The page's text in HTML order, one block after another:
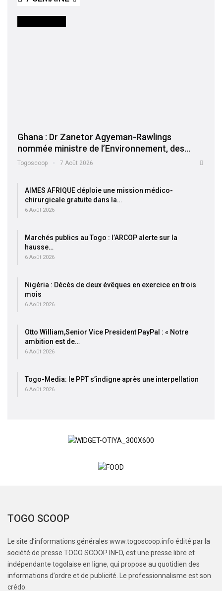
Ghana : Dr Zanetor Agyeman-Rawlings
nommée ministre de l’Environnement, des…
Togoscoop 7 Août 2026
AIMES AFRIQUE déploie une mission médico-
chirurgicale gratuite dans la…
6 Août 2026
Marchés publics au Togo : l’ARCOP alerte sur la
hausse…
6 Août 2026
Nigéria : Décès de deux évêques en exercice en trois
mois
6 Août 2026
Otto William,Senior Vice President PayPal : « Notre
ambition est de…
6 Août 2026
Togo-Media: le PPT s’indigne après une interpellation
6 Août 2026
TOGO SCOOP
Le site d’informations générales www.togoscoop.info édité par la
société de presse TOGO SCOOP INFO, est une presse libre et
indépendante togolaise en ligne, qui propose au quotidien des
informations d’ordre et de publicité. Le professionnalisme est son
crédo.